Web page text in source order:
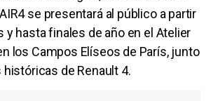
se presentará al público a partir
y hasta finales de año en el Atelier
los Campos Elíseos de París, junto
de Renault 4.